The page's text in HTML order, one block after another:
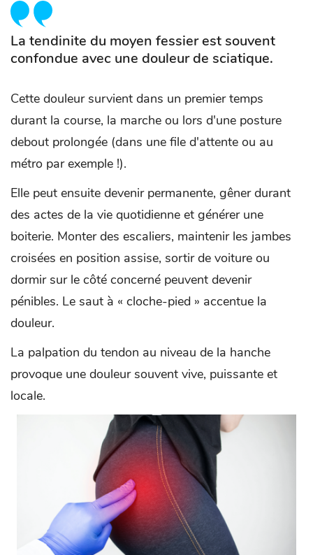
La tendinite du moyen fessier est souvent
confondue avec une douleur de sciatique.
Cette douleur survient dans un premier temps
durant la course, la marche ou lors d'une posture
debout prolongée (dans une file d'attente ou au
métro par exemple !).
Elle peut ensuite devenir permanente, gêner durant
des actes de la vie quotidienne et générer une
boiterie. Monter des escaliers, maintenir les jambes
croisées en position assise, sortir de voiture ou
dormir sur le côté concerné peuvent devenir
pénibles. Le saut à « cloche-pied » accentue la
douleur.
La palpation du tendon au niveau de la hanche
provoque une douleur souvent vive, puissante et
locale.